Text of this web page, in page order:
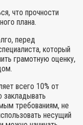
что прочности
плана.
перед
который
грамотную оценку,
всего 10% от
требованиям, не
несущий